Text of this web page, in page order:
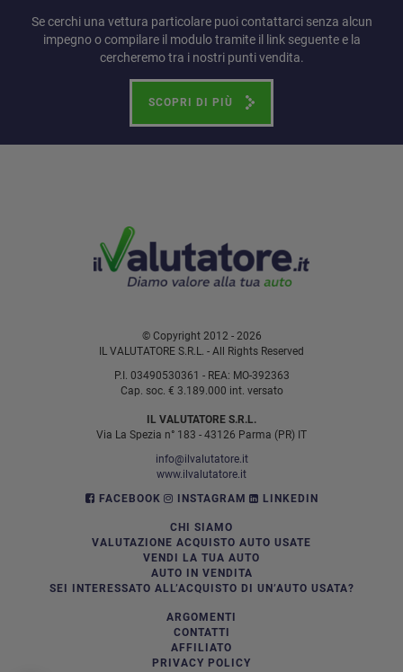
Se cerchi una vettura particolare puoi contattarci senza alcun
impegno o compilare il modulo tramite il link seguente e la
cercheremo tra i nostri punti vendita.
SCOPRI DI PIÙ
© Copyright 2012 - 2026
IL VALUTATORE S.R.L. - All Rights Reserved
P.I. 03490530361 - REA: MO-392363
Cap. soc. € 3.189.000 int. versato
IL VALUTATORE S.R.L.
Via La Spezia n° 183 - 43126 Parma (PR) IT
info@ilvalutatore.it
www.ilvalutatore.it
FACEBOOK
INSTAGRAM LINKEDIN
CHI SIAMO
VALUTAZIONE ACQUISTO AUTO USATE
VENDI LA TUA AUTO
AUTO IN VENDITA
SEI INTERESSATO ALL’ACQUISTO DI UN’AUTO USATA?
ARGOMENTI
CONTATTI
AFFILIATO
PRIVACY POLICY